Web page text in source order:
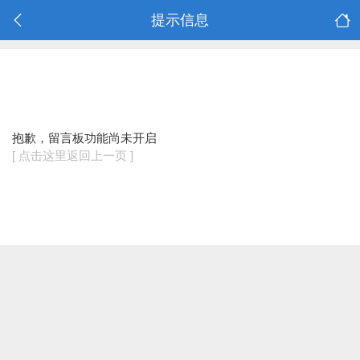
提示信息
抱歉，留言板功能尚未开启
[ 点击这里返回上一页 ]